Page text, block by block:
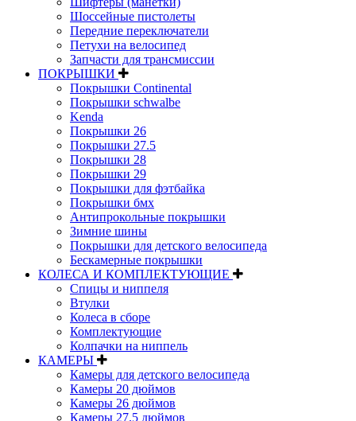
Шоссейные пистолеты
Передние переключатели
Петухи на велосипед
Запчасти для трансмиссии
ПОКРЫШКИ
Покрышки Continental
Покрышки schwalbe
Kenda
Покрышки 26
Покрышки 27.5
Покрышки 28
Покрышки 29
Покрышки для фэтбайка
Покрышки бмх
Антипрокольные покрышки
Зимние шины
Покрышки для детского велосипеда
Бескамерные покрышки
КОЛЕСА И КОМПЛЕКТУЮЩИЕ
Спицы и ниппеля
Втулки
Колеса в сборе
Комплектующие
Колпачки на ниппель
КАМЕРЫ
Камеры для детского велосипеда
Камеры 20 дюймов
Камеры 26 дюймов
Камеры 27.5 дюймов